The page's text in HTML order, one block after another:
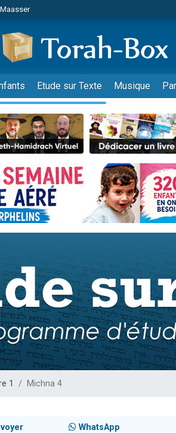
faire un don pour Diane, 80 ans, dans un
rejoindre sur WhatsApp
une bénédiction
Torah-Box Music
faire un don pour Sauvez la jambe de Yohan
en groupe sur Zoom
rejoindre sur WhatsApp
rejoindre sur WhatsApp
rejoindre sur WhatsApp
Torah-Box Music
faire un don pour Tsédaka : pauvres d'Israel
en groupe sur Zoom
Maasser
faire un don pour 5 enfants déjà orphelins
rejoindre sur WhatsApp
Etude sur Texte Musique
1 Michna 4
WhatsApp